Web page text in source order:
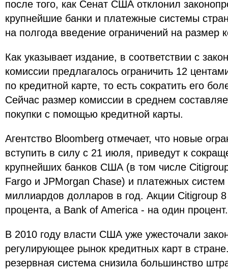
после того, как Сенат США отклонил
крупнейшие банки и платежные системы
на полгода введение ограничений на размер
Как указывает издание, в соответствии с
комиссии предлагалось ограничить 12
по кредитной карте, то есть сократить его
Сейчас размер комиссии в среднем
покупки с помощью кредитной карты.
Агентство Bloomberg отмечает, что новые
вступить в силу с 21 июля, приведут к
крупнейших банков США (в том числе
Fargo и JPMorgan Chase) и платежных
миллиардов долларов в год. Акции Citigroup
процента, а Bank of America - на один процент.
В 2010 году власти США уже ужесточали
регулирующее рынок кредитных карт в
резервная система снизила большинство